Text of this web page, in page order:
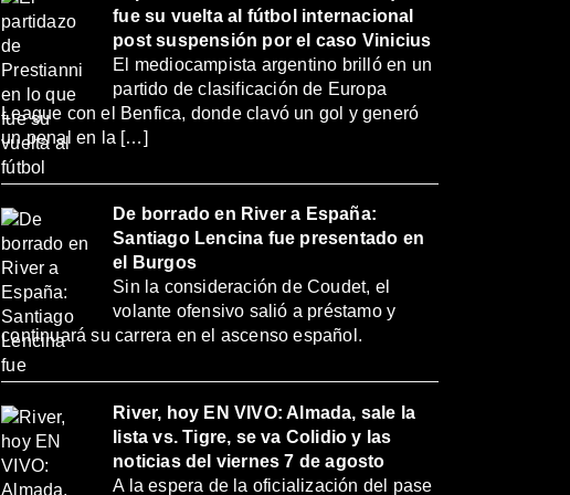
fue su vuelta al fútbol internacional
post suspensión por el caso Vinicius
El mediocampista argentino brilló en un
partido de clasificación de Europa
League con el Benfica, donde clavó un gol y generó
un penal en la […]
De borrado en River a España:
Santiago Lencina fue presentado en
el Burgos
Sin la consideración de Coudet, el
volante ofensivo salió a préstamo y
continuará su carrera en el ascenso español.
River, hoy EN VIVO: Almada, sale la
lista vs. Tigre, se va Colidio y las
noticias del viernes 7 de agosto
A la espera de la oficialización del pase